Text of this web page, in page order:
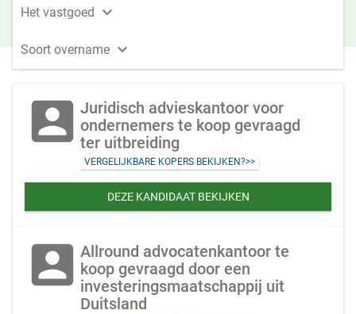
Het vastgoed 
Soort overname 
account_box Juridisch advieskantoor voor
ondernemers te koop gevraagd
ter uitbreiding
VERGELIJKBARE KOPERS BEKIJKEN?>>
DEZE KANDIDAAT BEKIJKEN
account_box Allround advocatenkantoor te
koop gevraagd door een
investeringsmaatschappij uit
Duitsland